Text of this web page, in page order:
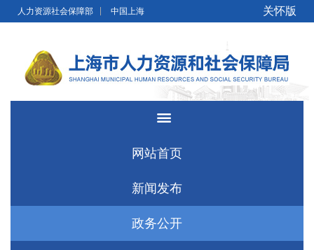
无障碍操作说明 跳转到网站导航区
人力资源社会保障部 中国上海 关怀版
网站首页
新闻发布
政务公开